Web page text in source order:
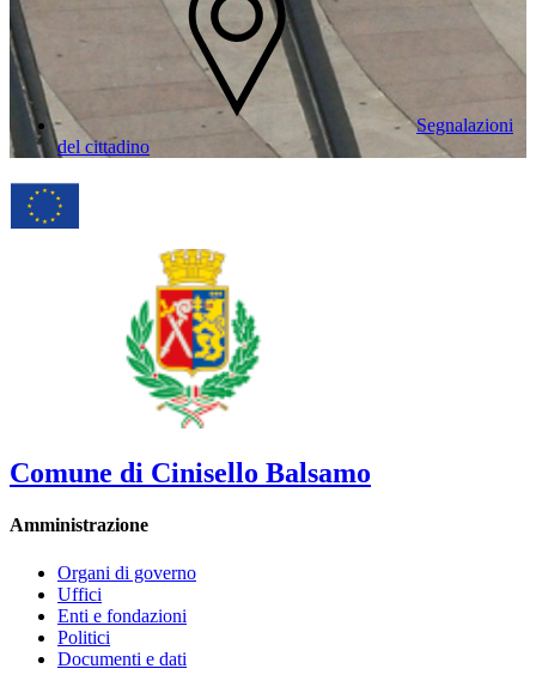
Segnalazioni
del cittadino
Comune di Cinisello Balsamo
Amministrazione
Organi di governo
Uffici
Enti e fondazioni
Politici
Documenti e dati